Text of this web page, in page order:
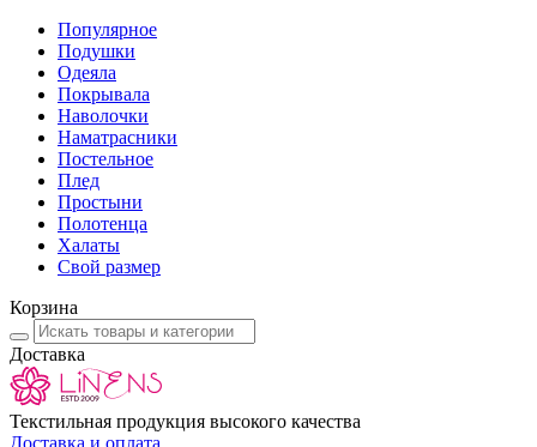
Популярное
Подушки
Одеяла
Покрывала
Наволочки
Наматрасники
Постельное
Плед
Простыни
Полотенца
Халаты
Свой размер
Корзина
Доставка
Текстильная продукция высокого качества
Доставка и оплата